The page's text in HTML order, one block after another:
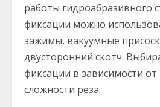
работы гидроабразивного
фиксации можно
зажимы, вакуумные
двусторонний скотч.
фиксации в зависимости
сложности реза.